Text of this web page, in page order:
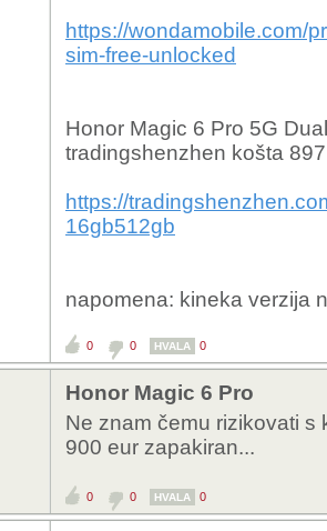
https://wondamobile.com/
sim-free-unlocked
Honor Magic 6 Pro 5G
tradingshenzhen košta
https://
16gb512gb
napomena: kineka verzija
0 0 HVALA 0
Honor Magic 6 Pro
Ne znam čemu rizikovati s
900 eur zapakiran...
0 0 HVALA 0